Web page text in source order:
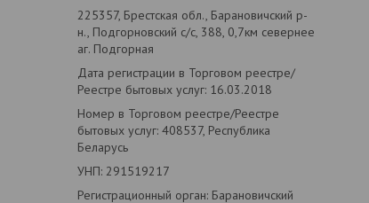
225357, Брестская обл., Барановичский р-
н., Подгорновский с/с, 388, 0,7км севернее
аг. Подгорная
Дата регистрации в Торговом реестре/
Реестре бытовых услуг: 16.03.2018
Номер в Торговом реестре/Реестре
бытовых услуг: 408537, Республика
Беларусь
УНП: 291519217
Регистрационный орган: Барановичский